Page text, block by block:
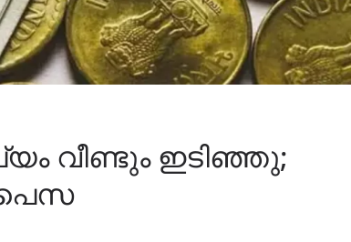
വീണ്ടും ഇടിഞ്ഞു;